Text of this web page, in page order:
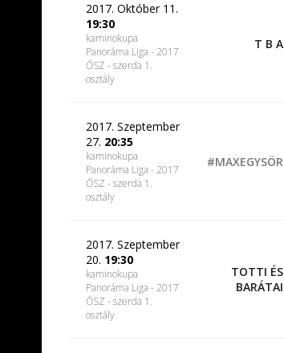
2017. Október 11.
19:30
kaminokupa
Panoráma Liga - 2017
ŐSZ - szerda 1.
osztály
T B A
2017. Szeptember
27. 20:35
kaminokupa
Panoráma Liga - 2017
ŐSZ - szerda 1.
osztály
#MAXEGYSÖR
2017. Szeptember
20. 19:30
kaminokupa
Panoráma Liga - 2017
ŐSZ - szerda 1.
osztály
TOTTI ÉS
BARÁTAI